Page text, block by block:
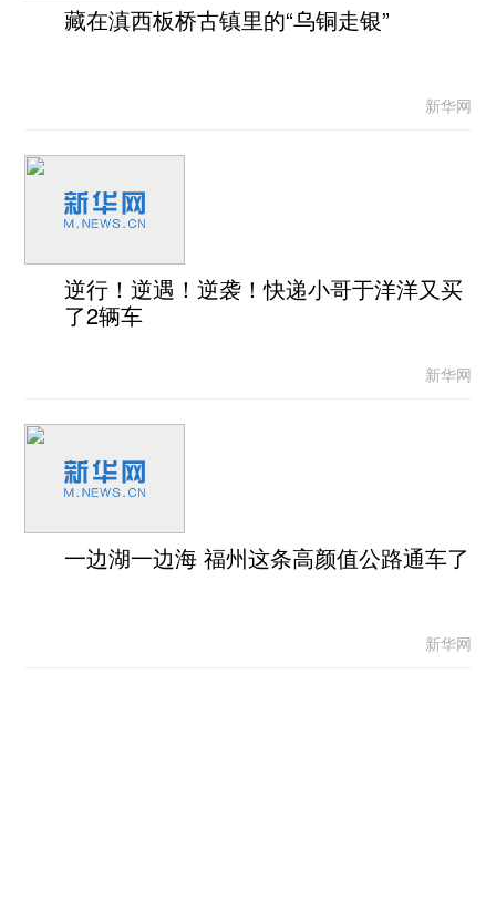
藏在滇西板桥古镇里的“乌铜走银”
新华网
逆行！逆遇！逆袭！快递小哥于洋洋又买
了2辆车
新华网
一边湖一边海 福州这条高颜值公路通车了
新华网